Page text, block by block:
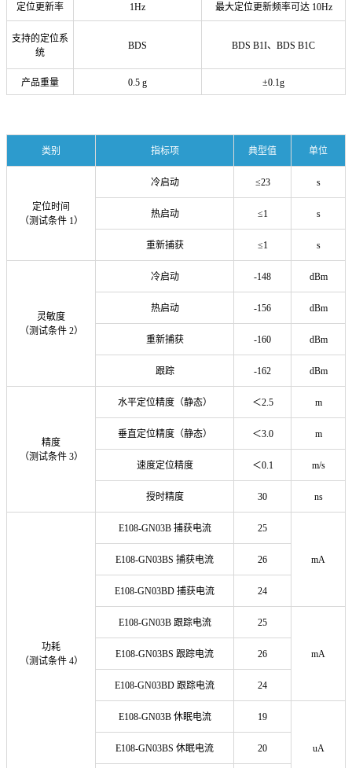
定位更新率 1Hz 最大定位更新频率可达 10Hz
支持的定位系
统
BDS BDS B1I、BDS B1C
产品重量 0.5 g ±0.1g
类别 指标项 典型值 单位
定位时间
（测试条件 1）
冷启动 ≤23 s
热启动 ≤1 s
重新捕获 ≤1 s
灵敏度
（测试条件 2）
冷启动 -148 dBm
热启动 -156 dBm
重新捕获 -160 dBm
跟踪 -162 dBm
精度
（测试条件 3）
水平定位精度（静态） ＜2.5 m
垂直定位精度（静态） ＜3.0 m
速度定位精度 ＜0.1 m/s
授时精度 30 ns
功耗
（测试条件 4）
E108-GN03B 捕获电流 25
mA
E108-GN03BS 捕获电流 26
E108-GN03BD 捕获电流 24
E108-GN03B 跟踪电流 25
mA
E108-GN03BS 跟踪电流 26
E108-GN03BD 跟踪电流 24
E108-GN03B 休眠电流 19
uA
E108-GN03BS 休眠电流 20